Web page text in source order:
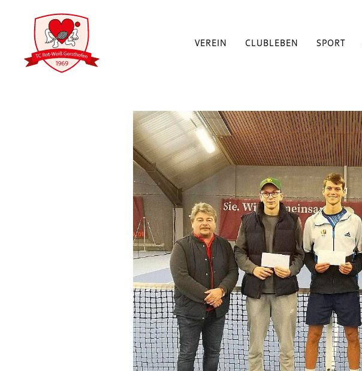
VEREIN CLUBLEBEN SPORT